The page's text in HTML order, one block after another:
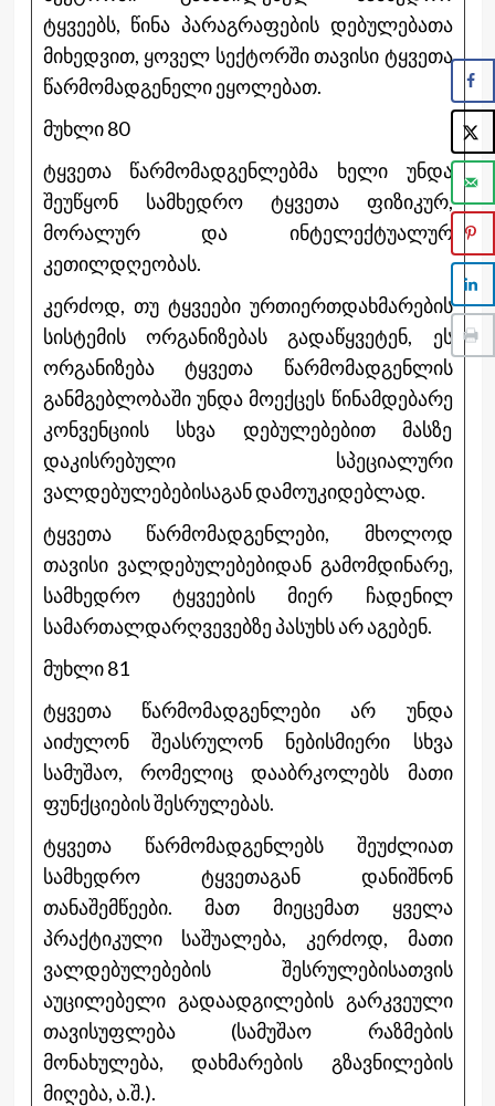
ტყვეებს, წინა პარაგრაფების დებულებათა
მიხედვით, ყოველ სექტორში თავისი ტყვეთა
წარმომადგენელი ეყოლებათ.
მუხლი 80
ტყვეთა წარმომადგენლებმა ხელი უნდა
შეუწყონ სამხედრო ტყვეთა ფიზიკურ,
მორალურ და ინტელექტუალურ
კეთილდღეობას.
კერძოდ, თუ ტყვეები ურთიერთდახმარების
სისტემის ორგანიზებას გადაწყვეტენ, ეს
ორგანიზება ტყვეთა წარმომადგენლის
განმგებლობაში უნდა მოექცეს წინამდებარე
კონვენციის სხვა დებულებებით მასზე
დაკისრებული სპეციალური
ვალდებულებებისაგან დამოუკიდებლად.
ტყვეთა წარმომადგენლები, მხოლოდ
თავისი ვალდებულებებიდან გამომდინარე,
სამხედრო ტყვეების მიერ ჩადენილ
სამართალდარღვევებზე პასუხს არ აგებენ.
მუხლი 81
ტყვეთა წარმომადგენლები არ უნდა
აიძულონ შეასრულონ ნებისმიერი სხვა
სამუშაო, რომელიც დააბრკოლებს მათი
ფუნქციების შესრულებას.
ტყვეთა წარმომადგენლებს შეუძლიათ
სამხედრო ტყვეთაგან დანიშნონ
თანაშემწეები. მათ მიეცემათ ყველა
პრაქტიკული საშუალება, კერძოდ, მათი
ვალდებულებების შესრულებისათვის
აუცილებელი გადაადგილების გარკვეული
თავისუფლება (სამუშაო რაზმების
მონახულება, დახმარების გზავნილების
მიღება, ა.შ.).